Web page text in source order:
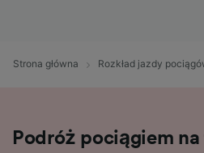
Strona główna Rozkład jazdy
Podróż pociągiem